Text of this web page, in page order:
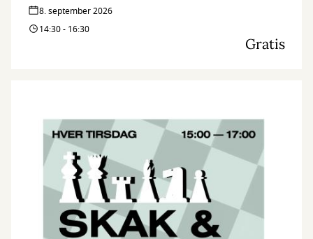
8. september 2026
14:30 - 16:30
Gratis